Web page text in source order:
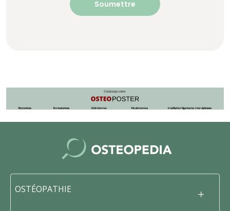
OSTÉOPATHIE